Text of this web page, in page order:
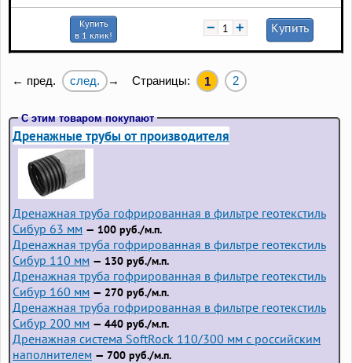
Купить
в 1 клик!
− + Купить
← пред. след. → Страницы: 1 2
С этим товаром покупают
Дренажные трубы от производителя
Дренажная труба гофрированная в фильтре геотекстиль
Сибур 63 мм — 100 руб./м.п.
Дренажная труба гофрированная в фильтре геотекстиль
Сибур 110 мм — 130 руб./м.п.
Дренажная труба гофрированная в фильтре геотекстиль
Сибур 160 мм — 270 руб./м.п.
Дренажная труба гофрированная в фильтре геотекстиль
Сибур 200 мм — 440 руб./м.п.
Дренажная система SoftRock 110/300 мм с российским
наполнителем — 700 руб./м.п.